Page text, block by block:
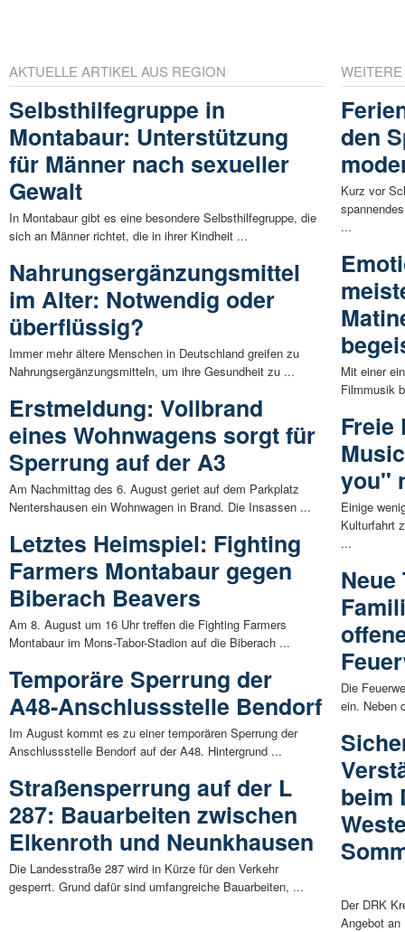
AKTUELLE ARTIKEL AUS REGION
Selbsthilfegruppe in
Montabaur: Unterstützung
für Männer nach sexueller
Gewalt
In Montabaur gibt es eine besondere Selbsthilfegruppe, die
sich an Männer richtet, die in ihrer Kindheit ...
Nahrungsergänzungsmittel
im Alter: Notwendig oder
überflüssig?
Immer mehr ältere Menschen in Deutschland greifen zu
Nahrungsergänzungsmitteln, um ihre Gesundheit zu ...
Erstmeldung: Vollbrand
eines Wohnwagens sorgt für
Sperrung auf der A3
Am Nachmittag des 6. August geriet auf dem Parkplatz
Nentershausen ein Wohnwagen in Brand. Die Insassen ...
Letztes Heimspiel: Fighting
Farmers Montabaur gegen
Biberach Beavers
Am 8. August um 16 Uhr treffen die Fighting Farmers
Montabaur im Mons-Tabor-Stadion auf die Biberach ...
Temporäre Sperrung der
A48-Anschlussstelle Bendorf
Im August kommt es zu einer temporären Sperrung der
Anschlussstelle Bendorf auf der A48. Hintergrund ...
Straßensperrung auf der L
287: Bauarbeiten zwischen
Elkenroth und Neunkhausen
Die Landesstraße 287 wird in Kürze für den Verkehr
gesperrt. Grund dafür sind umfangreiche Bauarbeiten, ...
den
Kurz vor
...
Mit einer
Filmmusik
Freie
you"
Einige
Kulturfahrt
...
Die
ein. Neben
beim
Der DRK
Angebot